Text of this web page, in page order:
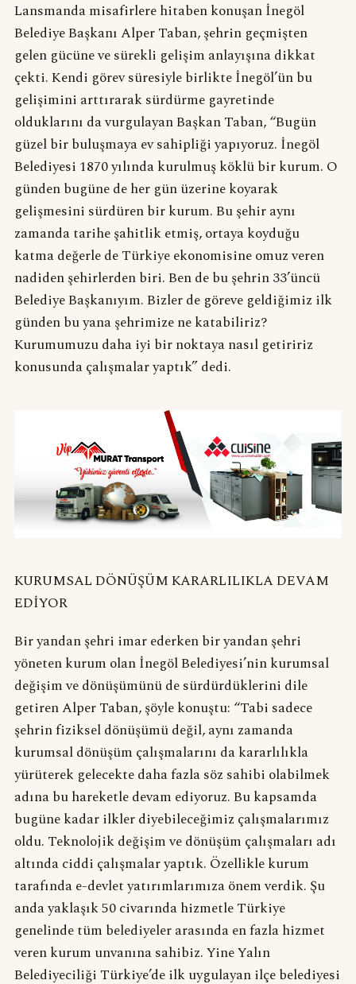
Lansmanda misafirlere hitaben konuşan İnegöl
Belediye Başkanı Alper Taban, şehrin geçmişten
gelen gücüne ve sürekli gelişim anlayışına dikkat
çekti. Kendi görev süresiyle birlikte İnegöl’ün bu
gelişimini arttırarak sürdürme gayretinde
olduklarını da vurgulayan Başkan Taban, “Bugün
güzel bir buluşmaya ev sahipliği yapıyoruz. İnegöl
Belediyesi 1870 yılında kurulmuş köklü bir kurum. O
günden bugüne de her gün üzerine koyarak
gelişmesini sürdüren bir kurum. Bu şehir aynı
zamanda tarihe şahitlik etmiş, ortaya koyduğu
katma değerle de Türkiye ekonomisine omuz veren
nadiden şehirlerden biri. Ben de bu şehrin 33’üncü
Belediye Başkanıyım. Bizler de göreve geldiğimiz ilk
günden bu yana şehrimize ne katabiliriz?
Kurumumuzu daha iyi bir noktaya nasıl getiririz
konusunda çalışmalar yaptık” dedi.
KURUMSAL DÖNÜŞÜM KARARLILIKLA DEVAM
EDİYOR
Bir yandan şehri imar ederken bir yandan şehri
yöneten kurum olan İnegöl Belediyesi’nin kurumsal
değişim ve dönüşümünü de sürdürdüklerini dile
getiren Alper Taban, şöyle konuştu: “Tabi sadece
şehrin fiziksel dönüşümü değil, aynı zamanda
kurumsal dönüşüm çalışmalarını da kararlılıkla
yürüterek gelecekte daha fazla söz sahibi olabilmek
adına bu hareketle devam ediyoruz. Bu kapsamda
bugüne kadar ilkler diyebileceğimiz çalışmalarımız
oldu. Teknolojik değişim ve dönüşüm çalışmaları adı
altında ciddi çalışmalar yaptık. Özellikle kurum
tarafında e-devlet yatırımlarımıza önem verdik. Şu
anda yaklaşık 50 civarında hizmetle Türkiye
genelinde tüm belediyeler arasında en fazla hizmet
veren kurum unvanına sahibiz. Yine Yalın
Belediyeciliği Türkiye’de ilk uygulayan ilçe belediyesi